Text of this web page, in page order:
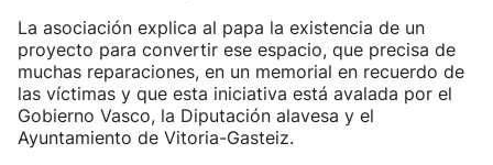
La asociación explica al papa la existencia de un
proyecto para convertir ese espacio, que precisa de
muchas reparaciones, en un memorial en recuerdo de
las víctimas y que esta iniciativa está avalada por el
Gobierno Vasco, la Diputación alavesa y el
Ayuntamiento de Vitoria-Gasteiz.